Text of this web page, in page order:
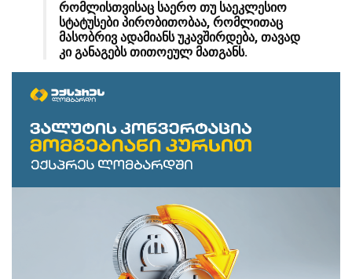
რომლისთვისაც საერო თუ საეკლესიო
სტატუსები პირობითობაა, რომლითაც
მასობრივ ადამიანს უკავშირდება, თავად
კი განაგებს თითოეულ მათგანს.